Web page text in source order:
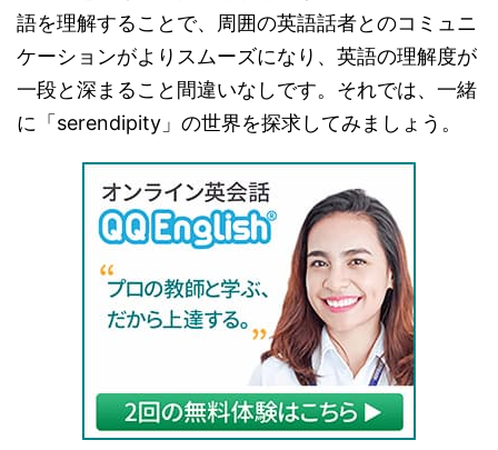
語を理解することで、周囲の英語話者とのコミュニ
ケーションがよりスムーズになり、英語の理解度が
一段と深まること間違いなしです。それでは、一緒
に「serendipity」の世界を探求してみましょう。